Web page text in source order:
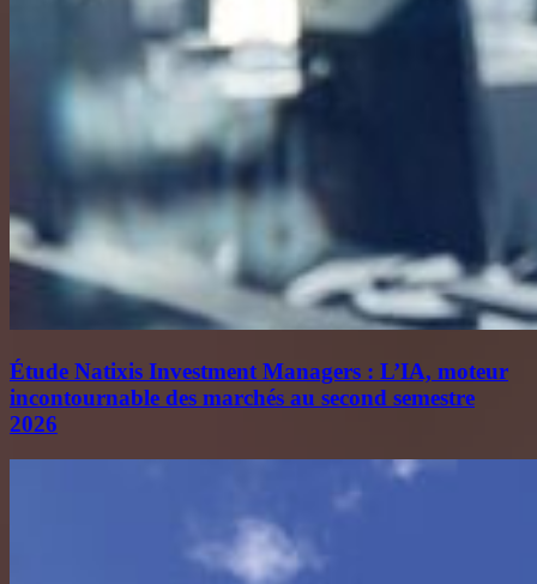
Étude Natixis Investment Managers : L’IA, moteur
incontournable des marchés au second semestre
2026